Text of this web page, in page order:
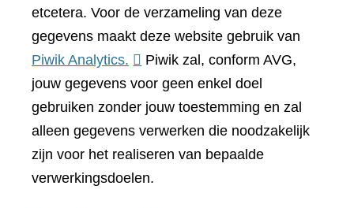
etcetera. Voor de verzameling van deze
gegevens maakt deze website gebruik van
Piwik Analytics. (verwijst
naar
een
andere
website)
Piwik zal, conform AVG,
jouw gegevens voor geen enkel doel
gebruiken zonder jouw toestemming en zal
alleen gegevens verwerken die noodzakelijk
zijn voor het realiseren van bepaalde
verwerkingsdoelen.